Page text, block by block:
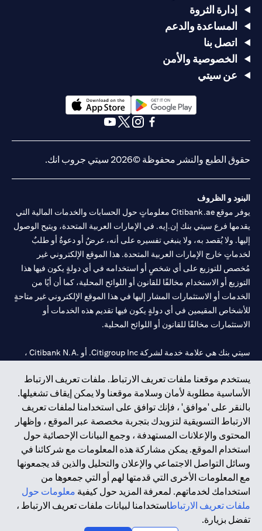
يستخدم موقعنا ملفات تعريف الارتباط. ملفات تعريف الارتباط
الأساسية مطلوبة لأمان وسلامة موقعنا ولا يمكن إيقاف تشغيلها.
بالنقر على 'موافق' ، فإنك توافق على استخدامنا لملفات تعريف
الارتباط التسويقية لتزويدك بتجربة مخصصة عبر الموقع ، وإظهار
المحتوى والإعلانات المستهدفة ، وجمع البيانات الإحصائية حول
استخدام الموقع. يمكن مشاركة هذه المعلومات مع شركائنا في
وسائل التواصل الاجتماعي والإعلان والتحليل والذين قد يجمعونها
مع المعلومات الأخرى التي قدمتها لهم أو التي جمعوها من
استخدامك لخدماتهم. لمعرفة المزيد حول كيفية معلومات حول
ملفات تعريف الارتباطاستخدامنا لبيانات ملفات تعريف الارتباط ،
تفضل بزيارة.
إدارة الثروة
المساعدة والدعم
اتصل بنا
الخصوصية والأمن
عن سيتي
opens in a new tab
opens in a new tab
حقوق الطبع والنشر محفوظة ©2026 سيتي جروب انك.
البنود و الظروف
يوفر موقع Citibank.ae معلوماتٍ حول الحسابات والخدمات المالية التي
يقدمها فرع سيتي بنك إن.إيه. في الإمارات العربية المتحدة، ويتيح الوصول
إليها. ولا يُقصد به، ولا ينبغي تفسيره على أنه، عرضٌ أو دعوةٌ أو طلبٌ
لخدماتٍ خارج الإمارات العربية المتحدة. هذا الموقع الإلكتروني غير
مُخصص للتوزيع على أي شخصٍ أو استخدامه في أي دولةٍ يكون فيها هذا
التوزيع أو الاستخدام مخالفًا للقانون أو اللوائح المحلية، كما أن أيًا من
الخدمات أو الاستثمارات المشار إليها في هذا الموقع الإلكتروني غير متاحةٍ
للأشخاص المقيمين في أي دولةٍ يكون فيها تقديم هذه الخدمات أو
الاستثمارات مخالفًا للقانون أو اللوائح المحلية.
سيتي بنك هي علامة خدمة لشركة Citigroup Inc. أو .Citibank N.A ،
سيتي بنك إن. إيه. الإمارات مسجل لدى مصرف الإمارات المركزي تحت
أرقام التراخيص 202563 لفرع الوصل في دبي، 531989 لفرع مول
الإمارات في دبي، و CN-1002019 لفرع أبوظبي. هاتف: 4000 311 04.
فرع سيتي بنك إن إيه - الإمارات العربية المتحدة مرخص من مصرف
الإمارات العربية المتحدة المركزي كفرع لبنك أجنبي.
سيتي بنك إن إيه الإمارات العربية المتحدة مرخص من هيئة الأوراق المالية
والسلع في الإمارات العربية المتحدة ("SCA") للقيام بالنشاط المالي لـ أ)
الاستشارات المالية والتعريف والترويج بموجب ترخيص رقم
20200000097 ب) وسيط تداول في الأسواق الدولية بموجب ترخيص